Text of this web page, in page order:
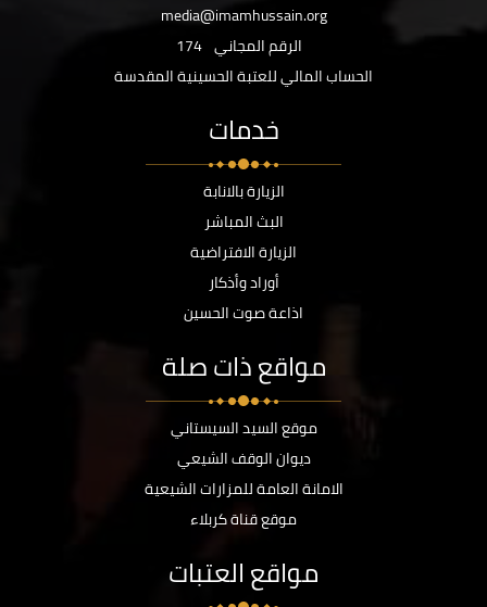
media@imamhussain.org
الرقم المجاني 174
الحساب المالي للعتبة الحسينية المقدسة
خدمات
الزيارة بالانابة
البث المباشر
الزيارة الافتراضية
أوراد وأذكار
اذاعة صوت الحسين
مواقع ذات صلة
موقع السيد السيستاني
ديوان الوقف الشيعي
الامانة العامة للمزارات الشيعية
موقع قناة كربلاء
مواقع العتبات